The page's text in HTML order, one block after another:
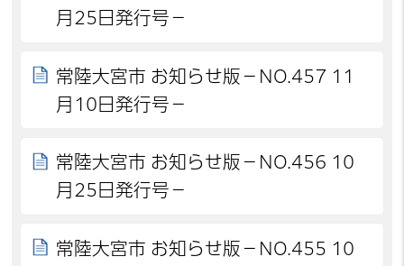
月25日発行号－
常陸大宮市 お知らせ版－NO.457 11
月10日発行号－
常陸大宮市 お知らせ版－NO.456 10
月25日発行号－
常陸大宮市 お知らせ版－NO.455 10